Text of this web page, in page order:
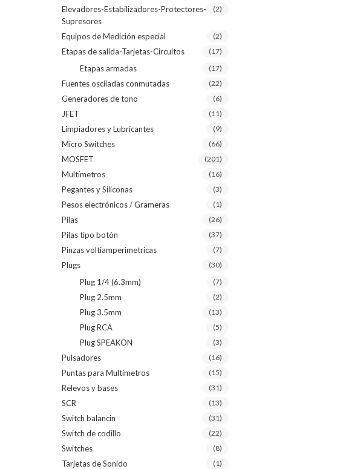
Elevadores-Estabilizadores-Protectores-
Supresores
(2)
Equipos de Medición especial (2)
Etapas de salida-Tarjetas-Circuitos (17)
Etapas armadas (17)
Fuentes osciladas conmutadas (22)
Generadores de tono (6)
JFET (11)
Limpiadores y Lubricantes (9)
Micro Switches (66)
MOSFET (201)
Multímetros (16)
Pegantes y Siliconas (3)
Pesos electrónicos / Grameras (1)
Pilas (26)
Pilas tipo botón (37)
Pinzas voltiamperimetricas (7)
Plugs (30)
Plug 1/4 (6.3mm) (7)
Plug 2.5mm (2)
Plug 3.5mm (13)
Plug RCA (5)
Plug SPEAKON (3)
Pulsadores (16)
Puntas para Multímetros (15)
Relevos y bases (31)
SCR (13)
Switch balancin (31)
Switch de codillo (22)
Switches (8)
Tarjetas de Sonido (1)